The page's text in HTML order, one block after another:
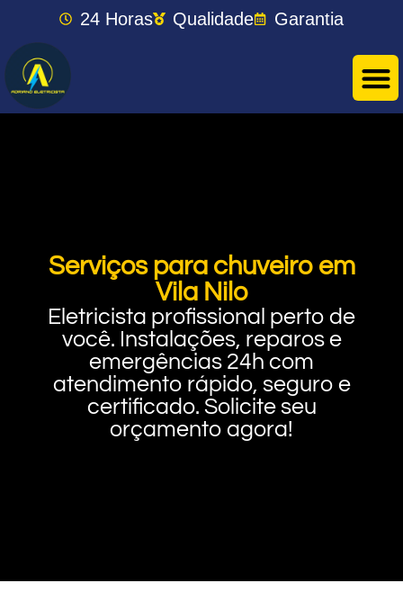
24 Horas Qualidade Garantia
Serviços para chuveiro em
Vila Nilo
Eletricista profissional perto de
você. Instalações, reparos e
emergências 24h com
atendimento rápido, seguro e
certificado. Solicite seu
orçamento agora!